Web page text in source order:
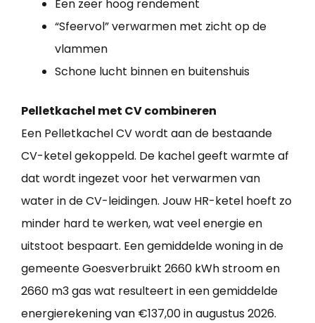
Een zeer hoog rendement
“Sfeervol” verwarmen met zicht op de
vlammen
Schone lucht binnen en buitenshuis
Pelletkachel met CV combineren
Een Pelletkachel CV wordt aan de bestaande
CV-ketel gekoppeld. De kachel geeft warmte af
dat wordt ingezet voor het verwarmen van
water in de CV-leidingen. Jouw HR-ketel hoeft zo
minder hard te werken, wat veel energie en
uitstoot bespaart. Een gemiddelde woning in de
gemeente Goesverbruikt 2660 kWh stroom en
2660 m3 gas wat resulteert in een gemiddelde
energierekening van €137,00 in augustus 2026.